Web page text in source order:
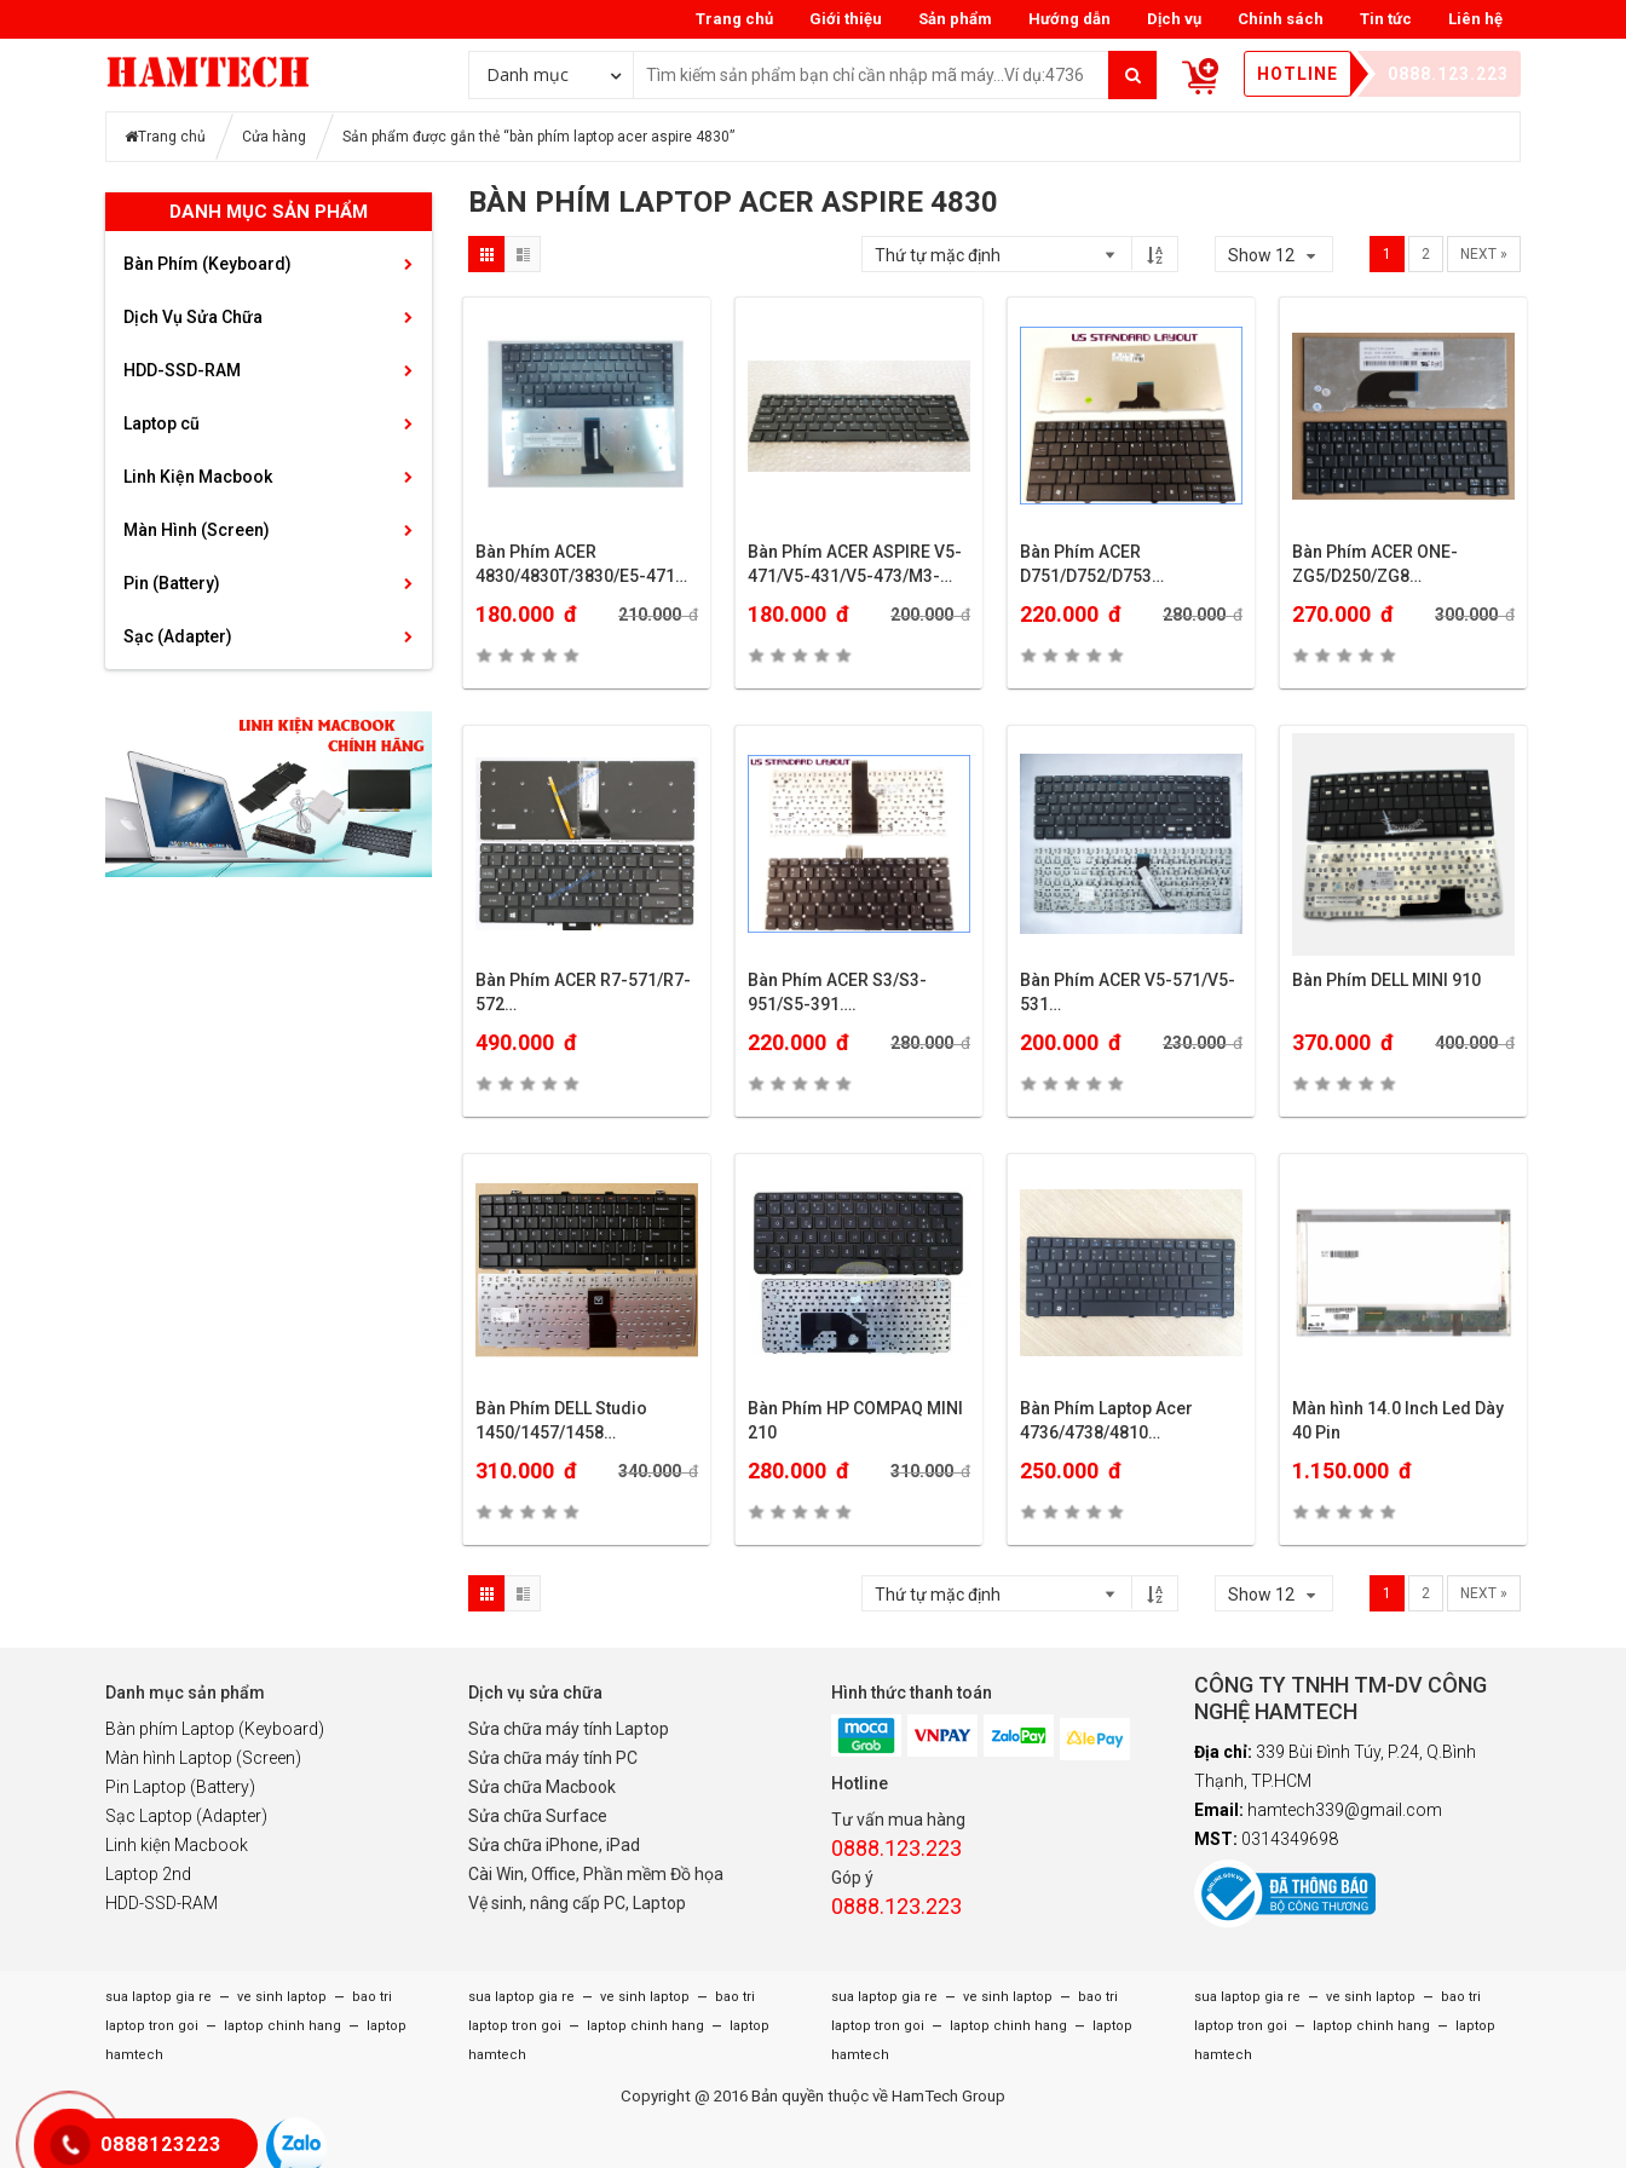
Liên hệ
Tin tức
Chính sách
Dịch vụ
Hướng dẫn
Sản phẩm
Giới thiệu
Trang chủ
Danh mục HOTLINE 0888.123.223
Trang chủ Cửa hàng Sản phẩm được gắn thẻ “bàn phím laptop acer aspire 4830”
DANH MỤC SẢN PHẨM
Bàn Phím (Keyboard)
Dịch Vụ Sửa Chữa
HDD-SSD-RAM
Laptop cũ
Linh Kiện Macbook
Màn Hình (Screen)
Pin (Battery)
Sạc (Adapter)
BÀN PHÍM LAPTOP ACER ASPIRE 4830
1 2 NEXT »
Show 12
Bàn Phím ACER
4830/4830T/3830/E5-471…
180.000 đ 210.000đ
Bàn Phím ACER ASPIRE V5-
471/V5-431/V5-473/M3-
180.000 đ 200.000đ
Bàn Phím ACER
D751/D752/D753…
220.000 đ 280.000đ
Bàn Phím ACER ONE-
ZG5/D250/ZG8…
270.000 đ 300.000đ
Bàn Phím ACER R7-571/R7-
572…
490.000 đ
Bàn Phím ACER S3/S3-
951/S5-391….
220.000 đ 280.000đ
Bàn Phím ACER V5-571/V5-
531…
200.000 đ 230.000đ
Bàn Phím DELL MINI 910
370.000 đ 400.000đ
Bàn Phím DELL Studio
1450/1457/1458…
310.000 đ 340.000đ
Bàn Phím HP COMPAQ MINI
210
280.000 đ 310.000đ
Bàn Phím Laptop Acer
4736/4738/4810…
250.000 đ
Màn hình 14.0 Inch Led Dày
40 Pin
1.150.000 đ
1 2 NEXT »
Show 12
Danh mục sản phẩm
Bàn phím Laptop (Keyboard)
Màn hình Laptop (Screen)
Pin Laptop (Battery)
Sạc Laptop (Adapter)
Linh kiện Macbook
Laptop 2nd
HDD-SSD-RAM
Dịch vụ sửa chữa
Sửa chữa máy tính Laptop
Sửa chữa máy tính PC
Sửa chữa Macbook
Sửa chữa Surface
Sửa chữa iPhone, iPad
Cài Win, Office, Phần mềm Đồ họa
Vệ sinh, nâng cấp PC, Laptop
Hình thức thanh toán
Hotline
Tư vấn mua hàng
0888.123.223
Góp ý
0888.123.223
CÔNG TY TNHH TM-DV CÔNG
NGHỆ HAMTECH
Địa chỉ: 339 Bùi Đình Túy, P.24, Q.Bình
Thạnh, TP.HCM
Email: hamtech339@gmail.com
MST: 0314349698
sua laptop gia re – ve sinh laptop –
bao tri
laptop tron goi
– laptop chinh hang –
laptop
hamtech
sua laptop gia re – ve sinh laptop –
bao tri
laptop tron goi
– laptop chinh hang –
laptop
hamtech
sua laptop gia re – ve sinh laptop –
bao tri
laptop tron goi
– laptop chinh hang –
laptop
hamtech
sua laptop gia re – ve sinh laptop –
bao tri
laptop tron goi
– laptop chinh hang –
laptop
hamtech
Copyright @ 2016 Bản quyền thuộc về HamTech Group
0888123223